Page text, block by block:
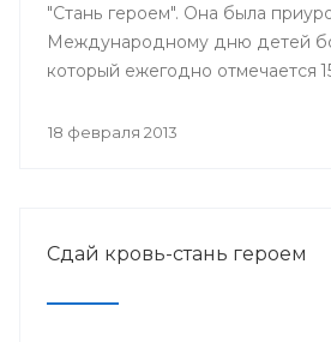
"Стань героем". Она была
Международному дню детей
который ежегодно отмечается
18 февраля 2013
Сдай кровь-стань героем